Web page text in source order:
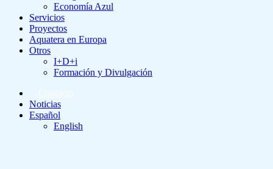
Economía Azul
Servicios
Proyectos
Aquatera en Europa
Otros
I+D+i
Formación y Divulgación
Noticias
Español
English